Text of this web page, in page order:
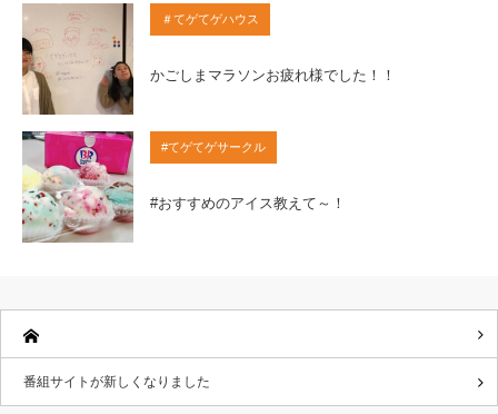
＃てゲてゲハウス
かごしまマラソンお疲れ様でした！！
#てゲてゲサークル
#おすすめのアイス教えて～！
番組サイトが新しくなりました